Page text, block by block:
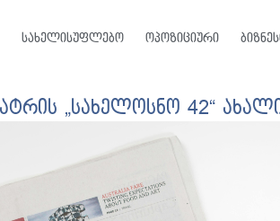
სახელისუფლებო ოპოზიციური
„სახელოსნო 42“